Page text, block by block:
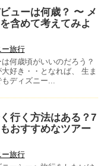
ューは何歳？ 〜 メ
含めて考えてみよ
旅行
何歳頃がいいのだろう？
好き・・となれば、 生ま
ディズニー...
行く方法はある？7
おすすめなツアー
旅行